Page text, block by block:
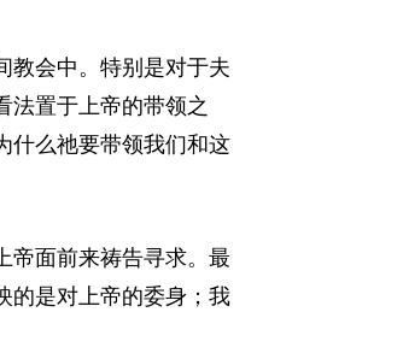
教会中。特别是对于夫
法置于上帝的带领之
什么祂要带领我们和这
帝面前来祷告寻求。最
的是对上帝的委身；我